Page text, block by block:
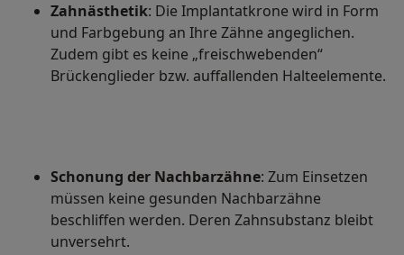
Zahnästhetik: Die Implantatkrone wird in Form
und Farbgebung an Ihre Zähne angeglichen.
Zudem gibt es keine „freischwebenden“
Brückenglieder bzw. auffallenden Halteelemente.
Schonung der Nachbarzähne: Zum Einsetzen
müssen keine gesunden Nachbarzähne
beschliffen werden. Deren Zahnsubstanz bleibt
unversehrt.